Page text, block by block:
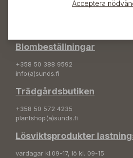
Blombeställningar
+358 50 388 9592
info(a)sunds.fi
Trädgårdsbutiken
+358 50 572 4235
plantshop(a)sunds.fi
Lösviktsprodukter
vardagar kl.09-17, lö kl. 09-15
Acceptera